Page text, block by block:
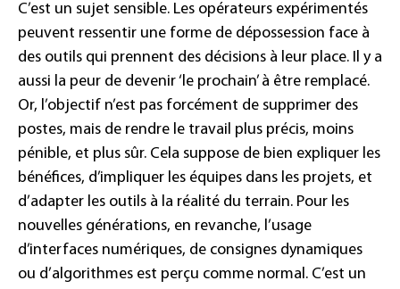
C’est un sujet sensible. Les opérateurs expérimentés
peuvent ressentir une forme de dépossession face à
des outils qui prennent des décisions à leur place. Il y a
aussi la peur de devenir ‘le prochain’ à être remplacé.
Or, l’objectif n’est pas forcément de supprimer des
postes, mais de rendre le travail plus précis, moins
pénible, et plus sûr. Cela suppose de bien expliquer les
bénéfices, d’impliquer les équipes dans les projets, et
d’adapter les outils à la réalité du terrain. Pour les
nouvelles générations, en revanche, l’usage
d’interfaces numériques, de consignes dynamiques
ou d’algorithmes est perçu comme normal. C’est un